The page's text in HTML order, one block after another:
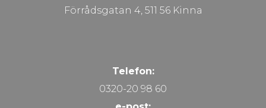
Förrådsgatan 4, 511 56 Kinna
Telefon:
0320-20 98 60